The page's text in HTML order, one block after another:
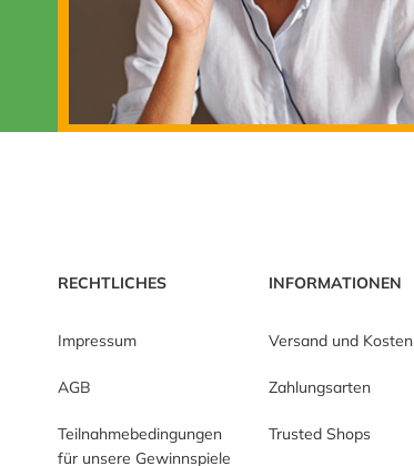
RECHTLICHES
Impressum
AGB
Teilnahmebedingungen
für unsere Gewinnspiele
INFORMATIONEN
Versand und Kosten
Zahlungsarten
Trusted Shops